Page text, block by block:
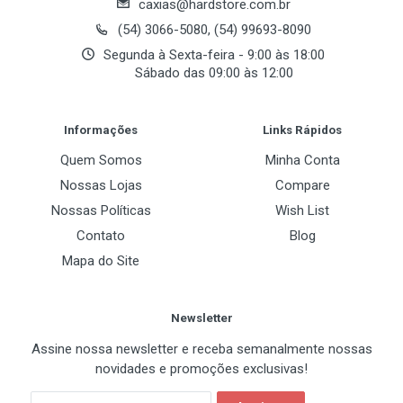
Potência e eficiência para multitarefas.
Memória:
16GB DDR3-1333 - Capacidade
adequada para aplicações cotidianas.
de leitura/escrita ultrarrápidas e espaço
Gráficos:Intel HD Graphics 2500 -
Desempenho gráfico integrado para tarefas
(Small Form Factor):
Economia de Espaço:
Gabinete slim que se
Disco Sólido (SSD)
240GB SATA
Fonte de Alimentação
Drive Óptico
Não Incluso
Conectividade
LAN Ethernet
Periféricos
caxias@hardstore.com.br
(54) 3066-5080, (54) 99693-8090
Segunda à Sexta-feira - 9:00 às 18:00
Sábado das 09:00 às 12:00
Informações
Quem Somos
Nossas Lojas
Nossas Políticas
Contato
Mapa do Site
Links Rápidos
Minha Conta
Compare
Wish List
Blog
Newsletter
Assine nossa newsletter e receba semanalmente nossas
novidades e promoções exclusivas!